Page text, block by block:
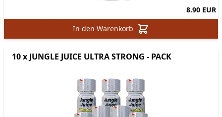
8.90 EUR
In den Warenkorb
10 x JUNGLE JUICE ULTRA STRONG - PACK